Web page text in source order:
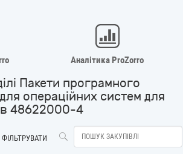
Аналітика ProZorro
Пакети програмного
операційних систем для
48622000-4
ФІЛЬТРУВАТИ